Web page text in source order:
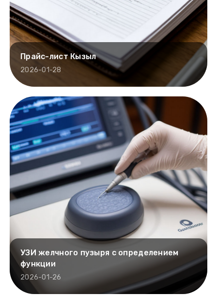
Прайс-лист Кызыл
2026-01-28
УЗИ желчного пузыря с определением
функции
2026-01-26